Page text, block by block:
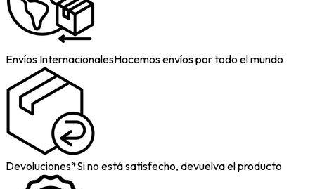
Envíos InternacionalesHacemos envíos por todo el mundo
Devoluciones*Si no está satisfecho, devuelva el producto